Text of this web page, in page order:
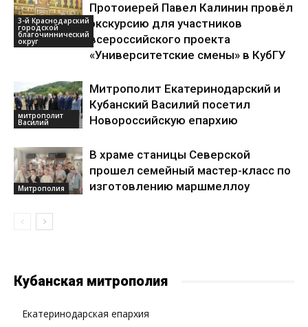
3-й Краснодарский
городской
благочиннический
округ
Протоиерей Павел Калинин провёл
экскурсию для участников
всероссийского проекта
«Университетские смены» в КубГУ
митрополит
Василий
Митрополит Екатеринодарский и
Кубанский Василий посетил
Новороссийскую епархию
Митрополия
В храме станицы Северской
прошел семейный мастер-класс по
изготовлению маршмеллоу
Кубанская митрополия
Екатеринодарская епархия